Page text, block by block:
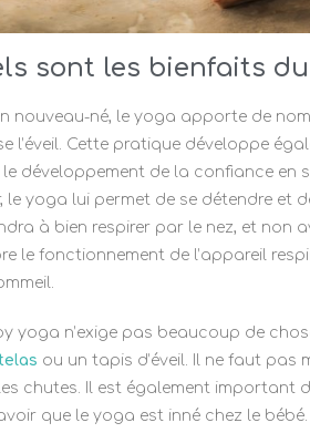
sont les bienfaits
nouveau-né, le yoga apporte de
l’éveil. Cette pratique développe
développement de la confiance en
le yoga lui permet de se détendre et
à bien respirer par le nez, et non
le fonctionnement de l’appareil
yoga n’exige pas beaucoup de
ou un tapis d’éveil. Il ne faut
chutes. Il est également important
que le yoga est inné chez le